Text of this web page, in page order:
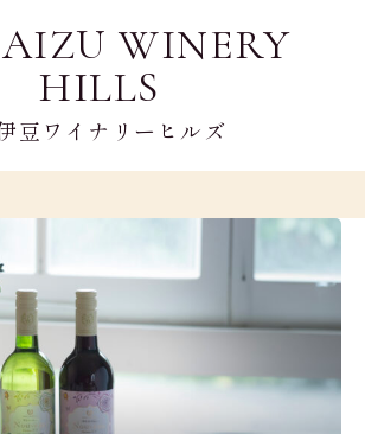
WINERY
HILLS
豆ワイナリーヒルズ